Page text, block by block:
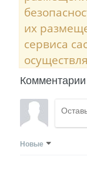
их
сервиса
Комментарии
Новые